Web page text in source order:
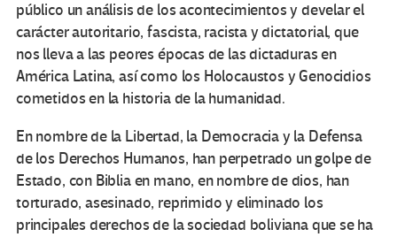
público un análisis de los acontecimientos y develar el
carácter autoritario, fascista, racista y dictatorial, que
nos lleva a las peores épocas de las dictaduras en
América Latina, así como los Holocaustos y Genocidios
cometidos en la historia de la humanidad.
En nombre de la Libertad, la Democracia y la Defensa
de los Derechos Humanos, han perpetrado un golpe de
Estado, con Biblia en mano, en nombre de dios, han
torturado, asesinado, reprimido y eliminado los
principales derechos de la sociedad boliviana que se ha